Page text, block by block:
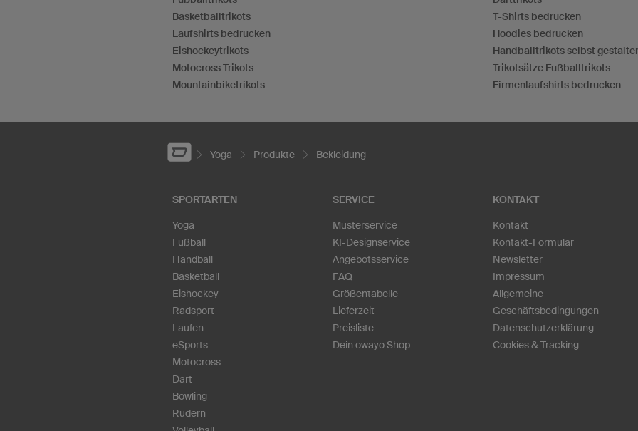
Basketballtrikots
Laufshirts bedrucken
Eishockeytrikots
Motocross Trikots
Mountainbiketrikots
T-Shirts bedrucken
Hoodies bedrucken
Handballtrikots selbst
Trikotsätze Fußballtrikots
Firmenlaufshirts bedrucken
Yoga Produkte Bekleidung
SPORTARTEN
Yoga
Fußball
Handball
Basketball
Eishockey
Radsport
Laufen
eSports
Motocross
Dart
Bowling
Rudern
SERVICE
Musterservice
KI-Designservice
Angebotsservice
FAQ
Größentabelle
Lieferzeit
Preisliste
Dein owayo Shop
KONTAKT
Kontakt
Kontakt-Formular
Newsletter
Impressum
Allgemeine
Geschäftsbedingungen
Datenschutzerklärung
Cookies & Tracking